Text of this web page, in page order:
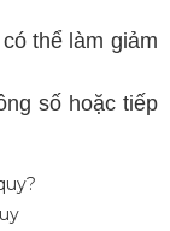
thể làm giảm
số hoặc tiếp